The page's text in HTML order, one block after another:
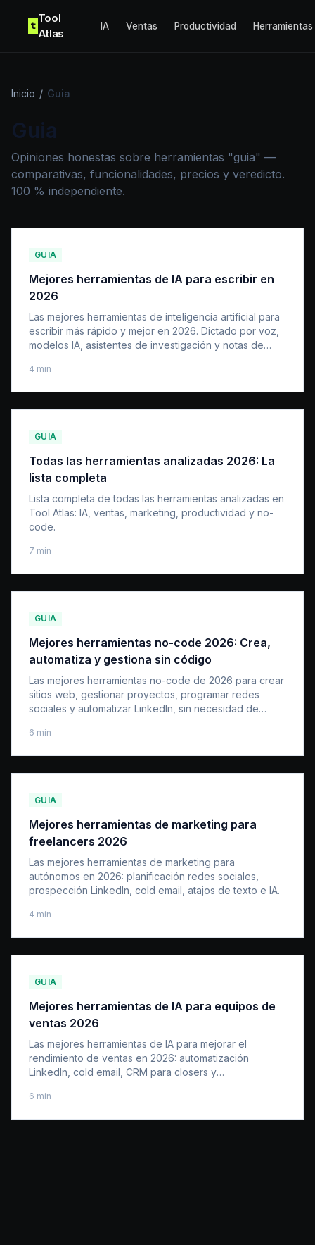
t
Tool
Atlas
IA Ventas Productividad Herramientas
Inicio / Guia
Guia
Opiniones honestas sobre herramientas "guia" —
comparativas, funcionalidades, precios y veredicto.
100 % independiente.
GUIA
Mejores herramientas de IA para escribir en
2026
Las mejores herramientas de inteligencia artificial para
escribir más rápido y mejor en 2026. Dictado por voz,
modelos IA, asistentes de investigación y notas de
4 min
GUIA
Todas las herramientas analizadas 2026: La
lista completa
Lista completa de todas las herramientas analizadas en
Tool Atlas: IA, ventas, marketing, productividad y no-
code.
7 min
GUIA
Mejores herramientas no-code 2026: Crea,
automatiza y gestiona sin código
Las mejores herramientas no-code de 2026 para crear
sitios web, gestionar proyectos, programar redes
sociales y automatizar LinkedIn, sin necesidad de
6 min
GUIA
Mejores herramientas de marketing para
freelancers 2026
Las mejores herramientas de marketing para
autónomos en 2026: planificación redes sociales,
prospección LinkedIn, cold email, atajos de texto e IA.
4 min
GUIA
Mejores herramientas de IA para equipos de
ventas 2026
Las mejores herramientas de IA para mejorar el
rendimiento de ventas en 2026: automatización
LinkedIn, cold email, CRM para closers y
6 min